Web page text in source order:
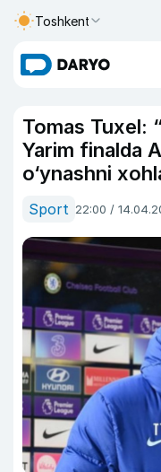
Toshkent
Tomas Tuxel:
Yarim finalda
o‘ynashni
Sport 22:00 /